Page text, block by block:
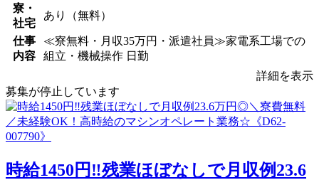
寮・
社宅
あり（無料）
仕事
内容
≪寮無料・月収35万円・派遣社員≫家電系工場での
組立・機械操作 日勤
詳細を表示
募集が停止しています
時給1450円‼残業ほぼなしで月収例23.6